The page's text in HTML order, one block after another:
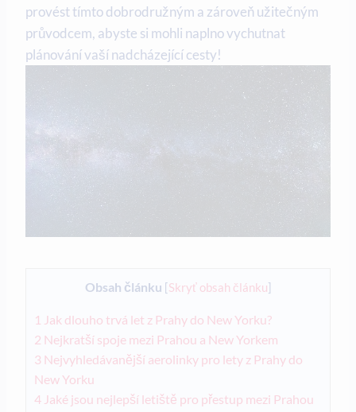
provést tímto dobrodružným a zároveň užitečným
průvodcem, abyste si mohli naplno vychutnat
plánování vaší nadcházející cesty!
Obsah článku [Skryť obsah článku]
1 Jak dlouho trvá let z Prahy do New Yorku?
2 Nejkratší spoje mezi Prahou a New Yorkem
3 Nejvyhledávanější aerolinky pro lety z Prahy do
New Yorku
4 Jaké jsou nejlepší letiště pro přestup mezi Prahou